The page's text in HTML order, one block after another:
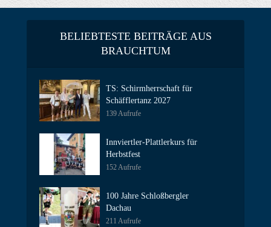
BELIEBTESTE BEITRÄGE AUS
BRAUCHTUM
TS: Schirmherrschaft für
Schäfflertanz 2027
139 Aufrufe
Innviertler-Plattlerkurs für
Herbstfest
152 Aufrufe
100 Jahre Schloßbergler
Dachau
211 Aufrufe